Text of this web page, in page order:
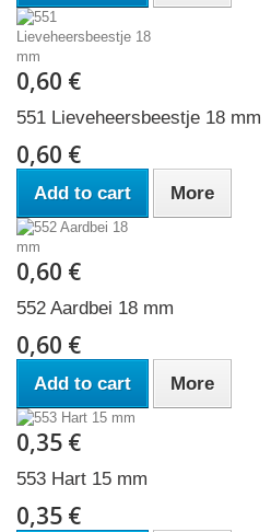
0,60 €
551 Lieveheersbeestje 18 mm
0,60 €
Add to cart More
0,60 €
552 Aardbei 18 mm
0,60 €
Add to cart More
0,35 €
553 Hart 15 mm
0,35 €